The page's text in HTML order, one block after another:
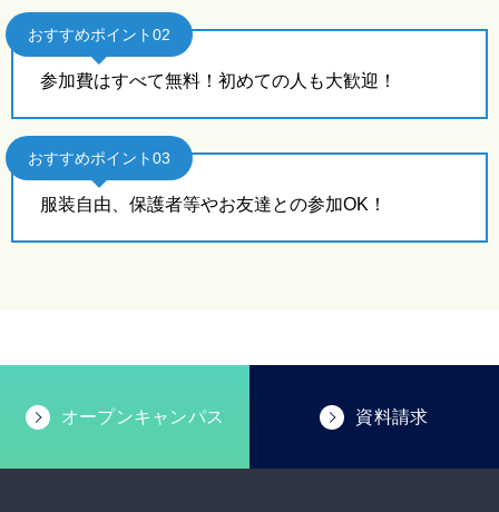
おすすめポイント02
参加費はすべて無料！初めての人も大歓迎！
おすすめポイント03
服装自由、保護者等やお友達との参加OK！
オープンキャンパス 資料請求